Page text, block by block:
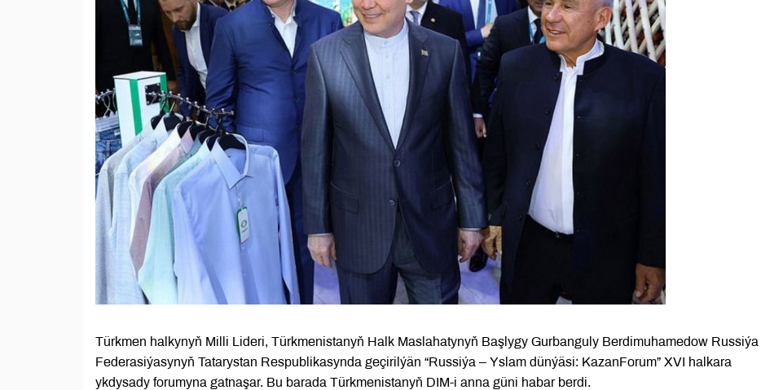
Türkmen halkynyň Milli Lideri, Türkmenistanyň Halk Maslahatynyň Başlygy Gurbanguly Berdimuhamedow Russiýa
Federasiýasynyň Tatarystan Respublikasynda geçirilýän “Russiýa – Yslam dünýäsi: KazanForum” XVI halkara
ykdysady forumyna gatnaşar. Bu barada Türkmenistanyň DIM-i anna güni habar berdi.